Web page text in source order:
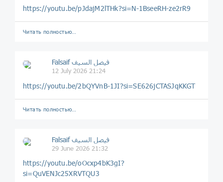
https://youtu.be/pJdajM2lTHk?si=N-1BseeRH-ze2rR9
Читать полностью…
Falsaif فيصل السيف
12 July 2026 21:24
https://youtu.be/2bQYVnB-1JI?si=SE626jCTASJqKKGT
Читать полностью…
Falsaif فيصل السيف
29 June 2026 21:32
https://youtu.be/oOcxp4bK3gI?
si=QuVENJc25XRVTQU3